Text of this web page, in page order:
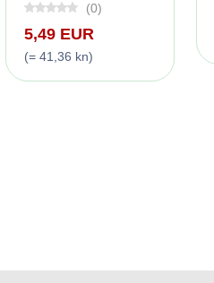
(0)
5,49 EUR
(= 41,36 kn)